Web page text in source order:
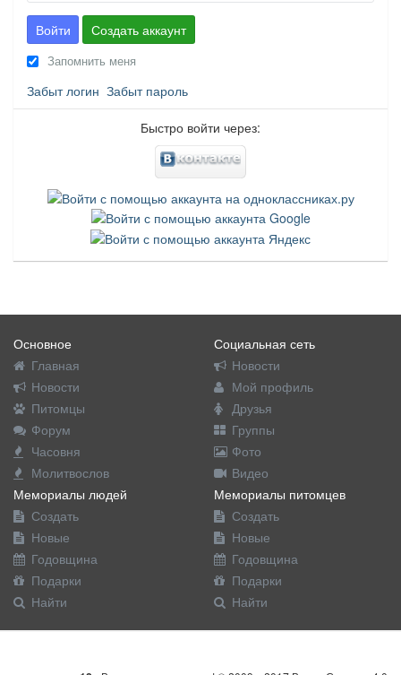
Войти Создать аккаунт
Запомнить меня
Забыт логин Забыт пароль
Быстро войти через:
Основное
Главная
Новости
Питомцы
Форум
Часовня
Молитвослов
Социальная сеть
Новости
Мой профиль
Друзья
Группы
Фото
Видео
Мемориалы людей
Создать
Новые
Годовщина
Подарки
Найти
Мемориалы питомцев
Создать
Новые
Годовщина
Подарки
Найти